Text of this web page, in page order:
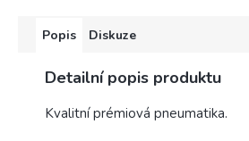
Popis Diskuze
Detailní popis produktu
Kvalitní prémiová pneumatika.